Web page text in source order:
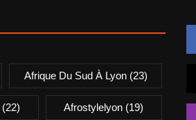
Afrique Du Sud À Lyon(23)
(22) Afrostylelyon (19)